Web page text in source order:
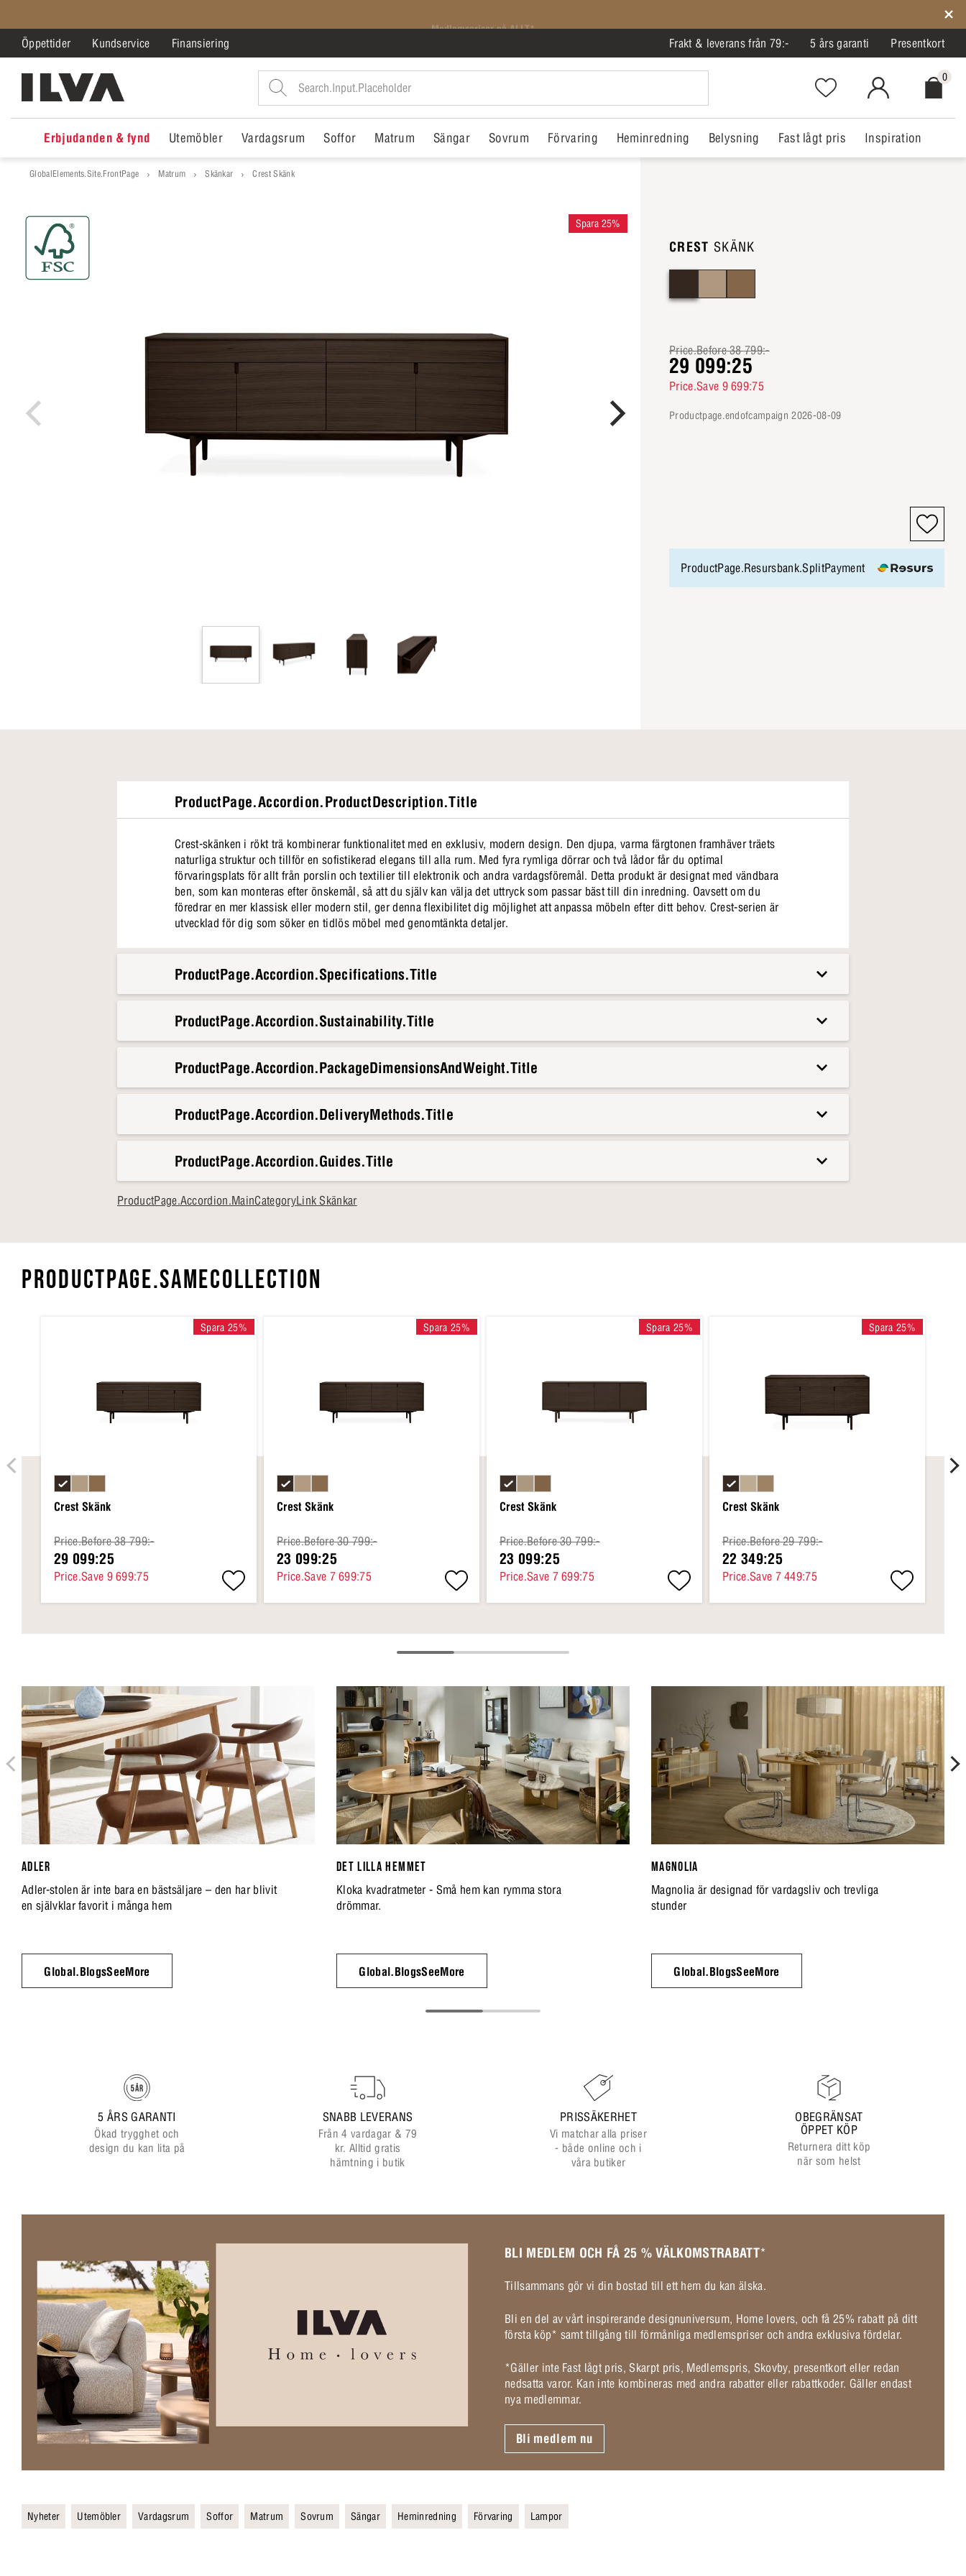
Öppettider Kundservice Finansiering Frakt & leverans från 79:- 5 års garanti Presentkort
Favorites.NavigationButton.Text
MitIlva.Login
0
Erbjudanden & fynd Utemöbler Vardagsrum Soffor Matrum Sängar Sovrum Förvaring Heminredning Belysning Fast lågt pris Inspiration
GlobalElements.Site.FrontPage Matrum Skänkar Crest Skänk
Spara 25%
CREST SKÄNK
Price.Before 38 799:-
29 099:25
Price.Save 9 699:75
productpage.endofcampaign 2026-08-09
ProductPage.Resursbank.SplitPayment
ProductPage.Accordion.ProductDescription.Title
Crest-skänken i rökt trä kombinerar funktionalitet med en exklusiv, modern design. Den djupa, varma färgtonen framhäver träets
naturliga struktur och tillför en sofistikerad elegans till alla rum. Med fyra rymliga dörrar och två lådor får du optimal
förvaringsplats för allt från porslin och textilier till elektronik och andra vardagsföremål. Detta produkt är designat med vändbara
ben, som kan monteras efter önskemål, så att du själv kan välja det uttryck som passar bäst till din inredning. Oavsett om du
föredrar en mer klassisk eller modern stil, ger denna flexibilitet dig möjlighet att anpassa möbeln efter ditt behov. Crest-serien är
utvecklad för dig som söker en tidlös möbel med genomtänkta detaljer.
ProductPage.Accordion.Specifications.Title
ProductPage.Accordion.Sustainability.Title
ProductPage.Accordion.PackageDimensionsAndWeight.Title
ProductPage.Accordion.DeliveryMethods.Title
ProductPage.Accordion.Guides.Title
ProductPage.Accordion.MainCategoryLink Skänkar
PRODUCTPAGE.SAMECOLLECTION
Spara 25%
Crest Skänk
Price.Before 38 799:-
29 099:25
Price.Save 9 699:75
Spara 25%
Crest Skänk
Price.Before 30 799:-
23 099:25
Price.Save 7 699:75
Spara 25%
Crest Skänk
Price.Before 30 799:-
23 099:25
Price.Save 7 699:75
Spara 25%
Crest Skänk
Price.Before 29 799:-
22 349:25
Price.Save 7 449:75
ADLER
Adler-stolen är inte bara en bästsäljare – den har blivit
en självklar favorit i många hem
Global.BlogsSeeMore
DET LILLA HEMMET
Kloka kvadratmeter - Små hem kan rymma stora
drömmar.
Global.BlogsSeeMore
MAGNOLIA
Magnolia är designad för vardagsliv och trevliga
stunder
Global.BlogsSeeMore
5 ÅRS GARANTI
Ökad trygghet och
design du kan lita på
SNABB LEVERANS
Från 4 vardagar & 79
kr. Alltid gratis
hämtning i butik
PRISSÄKERHET
Vi matchar alla priser
- både online och i
våra butiker
OBEGRÄNSAT
ÖPPET KÖP
Returnera ditt köp
när som helst
BLI MEDLEM OCH FÅ 25 % VÄLKOMSTRABATT*
Tillsammans gör vi din bostad till ett hem du kan älska.
Bli en del av vårt inspirerande designuniversum, Home lovers, och få 25% rabatt på ditt
första köp* samt tillgång till förmånliga medlemspriser och andra exklusiva fördelar.
*Gäller inte Fast lågt pris, Skarpt pris, Medlemspris, Skovby, presentkort eller redan
nedsatta varor. Kan inte kombineras med andra rabatter eller rabattkoder. Gäller endast
nya medlemmar.
Bli medlem nu
Nyheter Utemöbler Vardagsrum Soffor Matrum Sovrum Sängar Heminredning Förvaring Lampor